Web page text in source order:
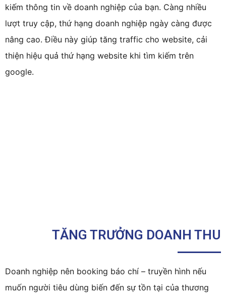
kiếm thông tin về doanh nghiệp của bạn. Càng nhiều
lượt truy cập, thứ hạng doanh nghiệp ngày càng được
nâng cao. Điều này giúp tăng traffic cho website, cải
thiện hiệu quả thứ hạng website khi tìm kiếm trên
google.
TĂNG TRƯỞNG DOANH THU
Doanh nghiệp nên booking báo chí – truyền hình nếu
muốn người tiêu dùng biến đến sự tồn tại của thương